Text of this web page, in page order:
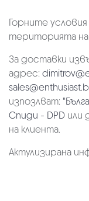
Горните
територията на
За доставки
адрес:
изпозлват:
Спиди - DPD или
на клиента.
Актулизирана